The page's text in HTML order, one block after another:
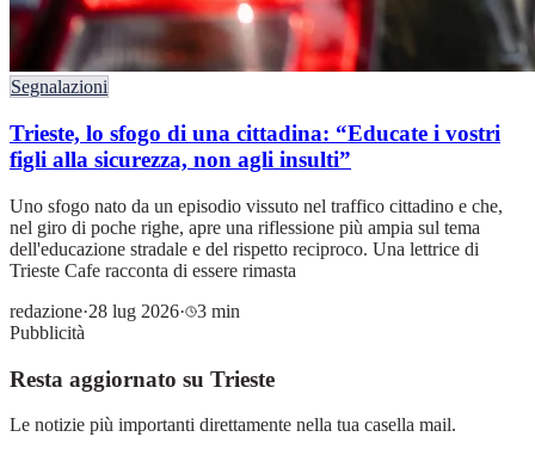
Segnalazioni
Trieste, lo sfogo di una cittadina: “Educate i vostri
figli alla sicurezza, non agli insulti”
Uno sfogo nato da un episodio vissuto nel traffico cittadino e che,
nel giro di poche righe, apre una riflessione più ampia sul tema
dell'educazione stradale e del rispetto reciproco. Una lettrice di
Trieste Cafe racconta di essere rimasta
redazione·28 lug 2026·
3 min
Pubblicità
Resta aggiornato su Trieste
Le notizie più importanti direttamente nella tua casella mail.